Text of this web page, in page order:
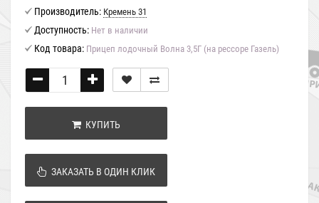
Производитель: Кремень 31
Доступность: Нет в наличии
Код товара: Прицеп лодочный Волна 3,5Г (на рессоре Газель)
КУПИТЬ
ЗАКАЗАТЬ В ОДИН КЛИК